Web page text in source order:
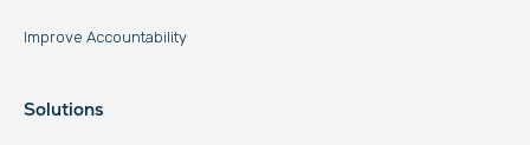
Improve Accountability
Solutions